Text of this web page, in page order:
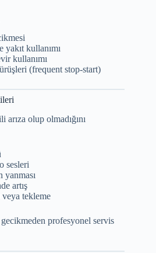
kullanımı
kullanımı
(frequent stop-start)
olup olmadığını
sesleri
yanması
artış
veya tekleme
profesyonel servis